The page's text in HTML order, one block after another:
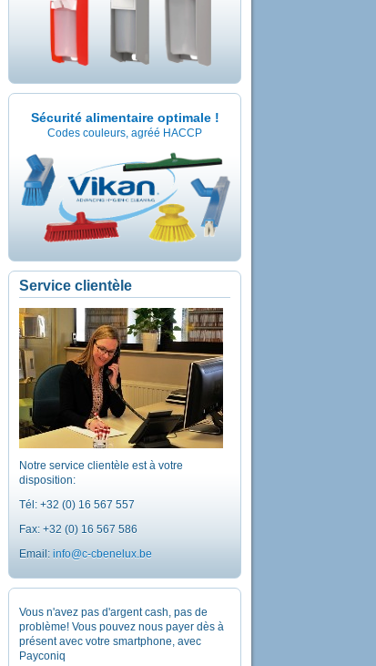
Sécurité alimentaire optimale !
Codes couleurs, agréé HACCP
Service clientèle
Notre service clientèle est à votre
disposition:
Tél: +32 (0) 16 567 557
Fax: +32 (0) 16 567 586
Email: info@c-cbenelux.be
Vous n'avez pas d'argent cash, pas de
problème! Vous pouvez nous payer dès à
présent avec votre smartphone, avec
Payconiq